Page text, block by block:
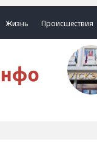
Жизнь Происшествия